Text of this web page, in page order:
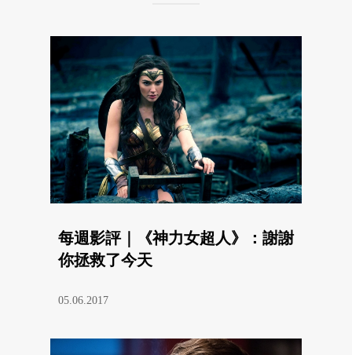
每週影評｜《神力女超人》：謝謝
你拯救了今天
05.06.2017